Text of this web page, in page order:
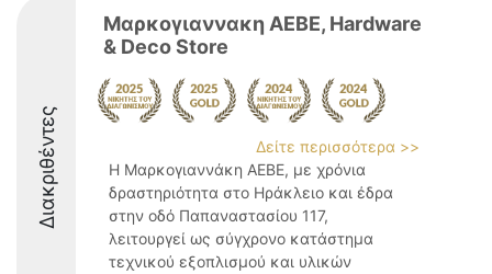
Διακριθέντες
Μαρκογιαννακη ΑΕΒΕ, Hardware
& Deco Store
Δείτε περισσότερα >>
Η Μαρκογιαννάκη ΑΕΒΕ, με χρόνια
δραστηριότητα στο Ηράκλειο και έδρα
στην οδό Παπαναστασίου 117,
λειτουργεί ως σύγχρονο κατάστημα
τεχνικού εξοπλισμού και υλικών